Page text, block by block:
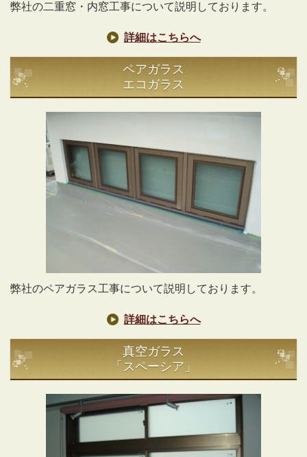
弊社の二重窓・内窓工事について説明しております。
詳細はこちらへ
ペアガラス
エコガラス
弊社のペアガラス工事について説明しております。
詳細はこちらへ
真空ガラス
「スペーシア」